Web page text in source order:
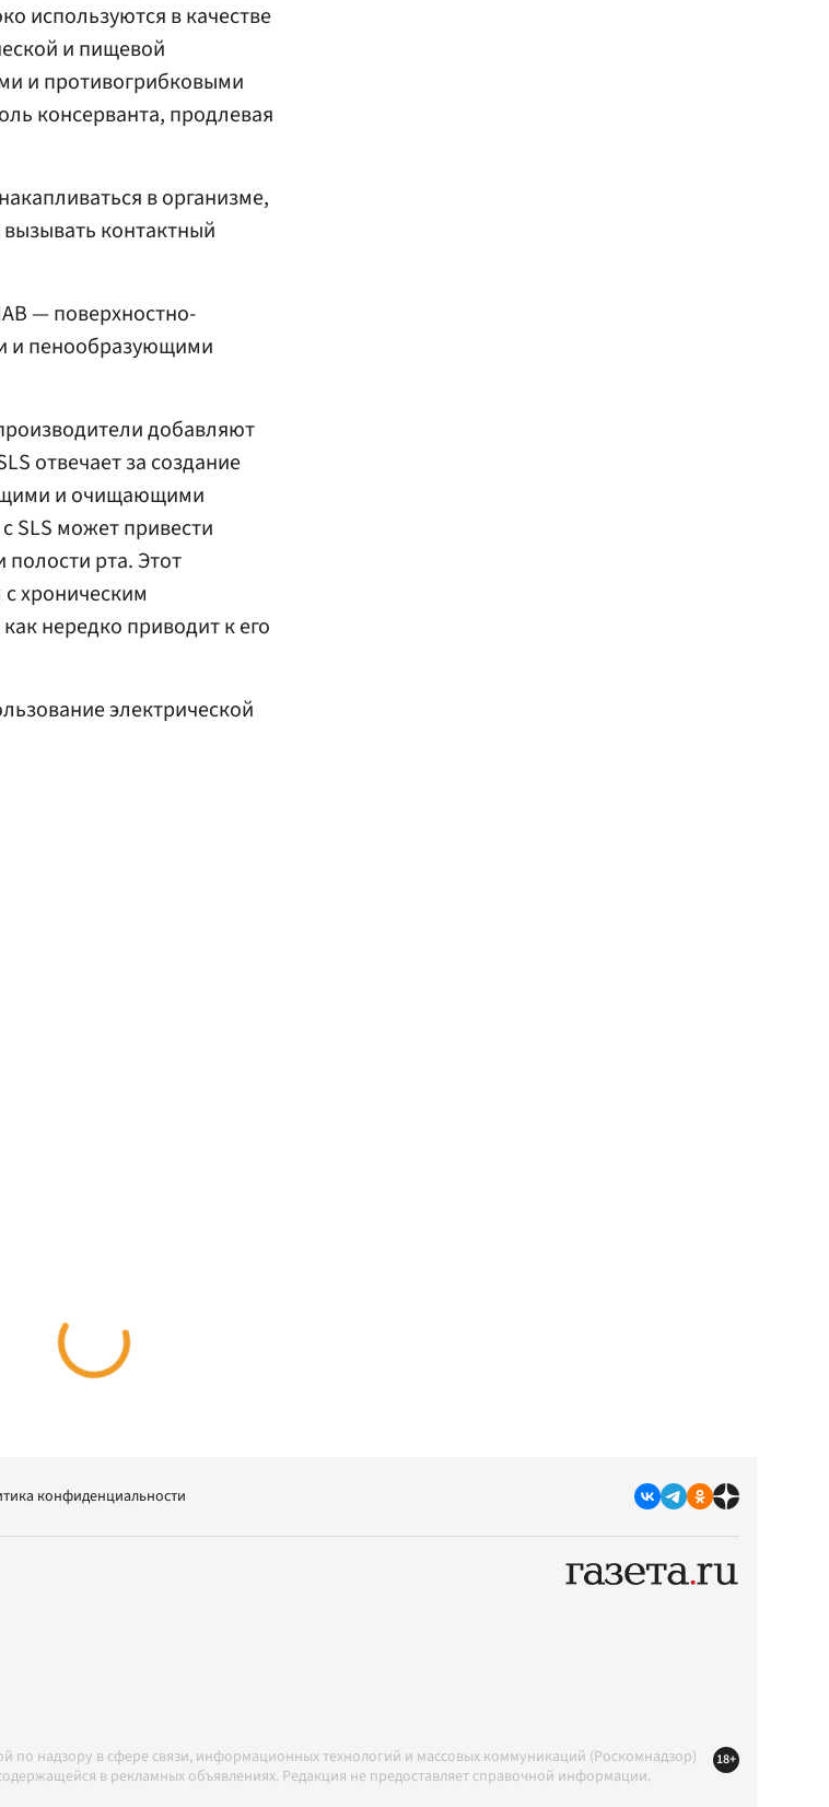
используются в качестве
и пищевой
и противогрибковыми
консерванта, продлевая
в организме,
контактный
— поверхностно-
и пенообразующими
добавляют
отвечает за создание
и очищающими
SLS может привести
рта. Этот
хроническим
нередко приводит к его
электрической
конфиденциальности
надзору в сфере связи, информационных технологий и массовых коммуникаций (Роскомнадзор)
в рекламных объявлениях. Редакция не предоставляет справочной информации.
18+